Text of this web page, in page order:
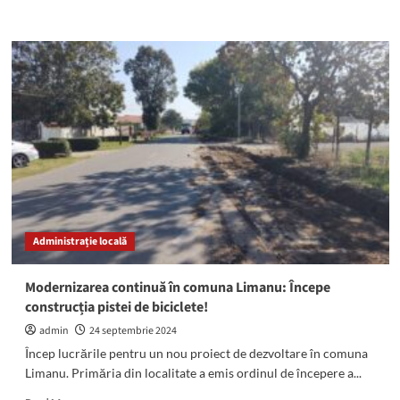
Modernizarea
continuă
la
Limanu:
Se
construiește
un
centru
nou
de
colectare
voluntară
a
deșeurilor
Administrație locală
Modernizarea continuă în comuna Limanu: Începe
construcția pistei de biciclete!
admin
24 septembrie 2024
Încep lucrările pentru un nou proiect de dezvoltare în comuna
Limanu. Primăria din localitate a emis ordinul de începere a...